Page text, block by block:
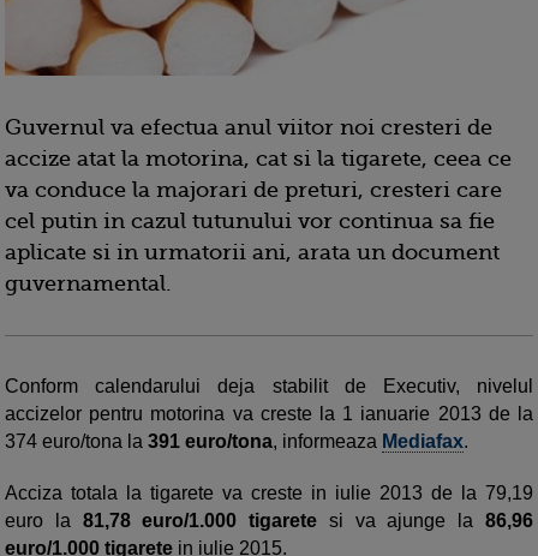
Guvernul va efectua anul viitor noi cresteri de
accize atat la motorina, cat si la tigarete, ceea ce
va conduce la majorari de preturi, cresteri care
cel putin in cazul tutunului vor continua sa fie
aplicate si in urmatorii ani, arata un document
guvernamental.
Conform calendarului deja stabilit de Executiv, nivelul
accizelor pentru motorina va creste la 1 ianuarie 2013 de la
374 euro/tona la 391 euro/tona, informeaza Mediafax.
Acciza totala la tigarete va creste in iulie 2013 de la 79,19
euro la 81,78 euro/1.000 tigarete si va ajunge la86,96
euro/1.000 tigarete in iulie 2015.